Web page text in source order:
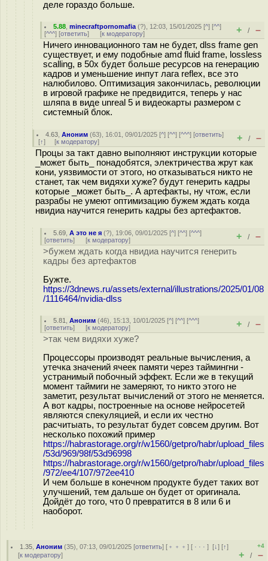
деле гораздо больше.
5.88 ,minecraftpornomafia (?), 12:03, 15/01/2025 [^] [^^]
[^^^] [ответить] [к модератору] + / –
Ничего инновационного там не будет, dlss frame gen
существует, и ему подобные amd fluid frame, lossless
scalling, в 50х будет больше ресурсов на генерацию
кадров и уменьшение инпут лага reflex, все это
налюбилово. Оптимизация закончилась, революции
в игровой графике не предвидится, теперь у нас
шляпа в виде unreal 5 и видеокарты размером с
системный блок.
4.63 ,Аноним (63), 16:01, 09/01/2025 [^] [^^] [^^^] [ответить]
[↑] [к модератору] + / –
Процы за такт давно выполняют инструкции которые
_может быть_ понадобятся, электричества жрут как
кони, уязвимости от этого, но отказываться никто не
станет, так чем видяхи хуже? будут генерить кадры
которые _может быть_. А артефакты, ну чтож, если
разрабы не умеют оптимизацию бужем ждать когда
нвидиа научится генерить кадры без артефактов.
5.69 ,А это не я (?), 19:06, 09/01/2025 [^] [^^] [^^^]
[ответить] [к модератору] + / –
>бужем ждать когда нвидиа научится генерить
кадры без артефактов
Бужте.
https://3dnews.ru/assets/external/illustrations/2025/01/08
/1116464/nvidia-dlss
5.81 ,Аноним (46), 15:13, 10/01/2025 [^] [^^] [^^^]
[ответить] [к модератору] + / –
>так чем видяхи хуже?
Процессоры производят реальные вычисления, а
утечка значений ячеек памяти через таймингни -
устранимый побочный эффект. Если же в текущий
момент таймиги не замеряют, то никто этого не
заметит, результат вычислений от этого не меняется.
А вот кадры, построенные на основе нейросетей
являются спекуляцией, и если их честно
расчитыать, то результат будет совсем другим. Вот
несколько похожий пример
https://habrastorage.org/r/w1560/getpro/habr/upload_files
/53d/969/98f/53d96998
https://habrastorage.org/r/w1560/getpro/habr/upload_files
/972/ee4/107/972ee410
И чем больше в конечном продукте будет таких вот
улучшений, тем дальше он будет от оригинала.
Дойдёт до того, что 0 превратится в 8 или 6 и
наоборот.
1.35 ,Аноним (35), 07:13, 09/01/2025 [ответить] [ ﹢﹢﹢] [ · · ·][↓] [↑]
[к модератору]
+4
+ / –